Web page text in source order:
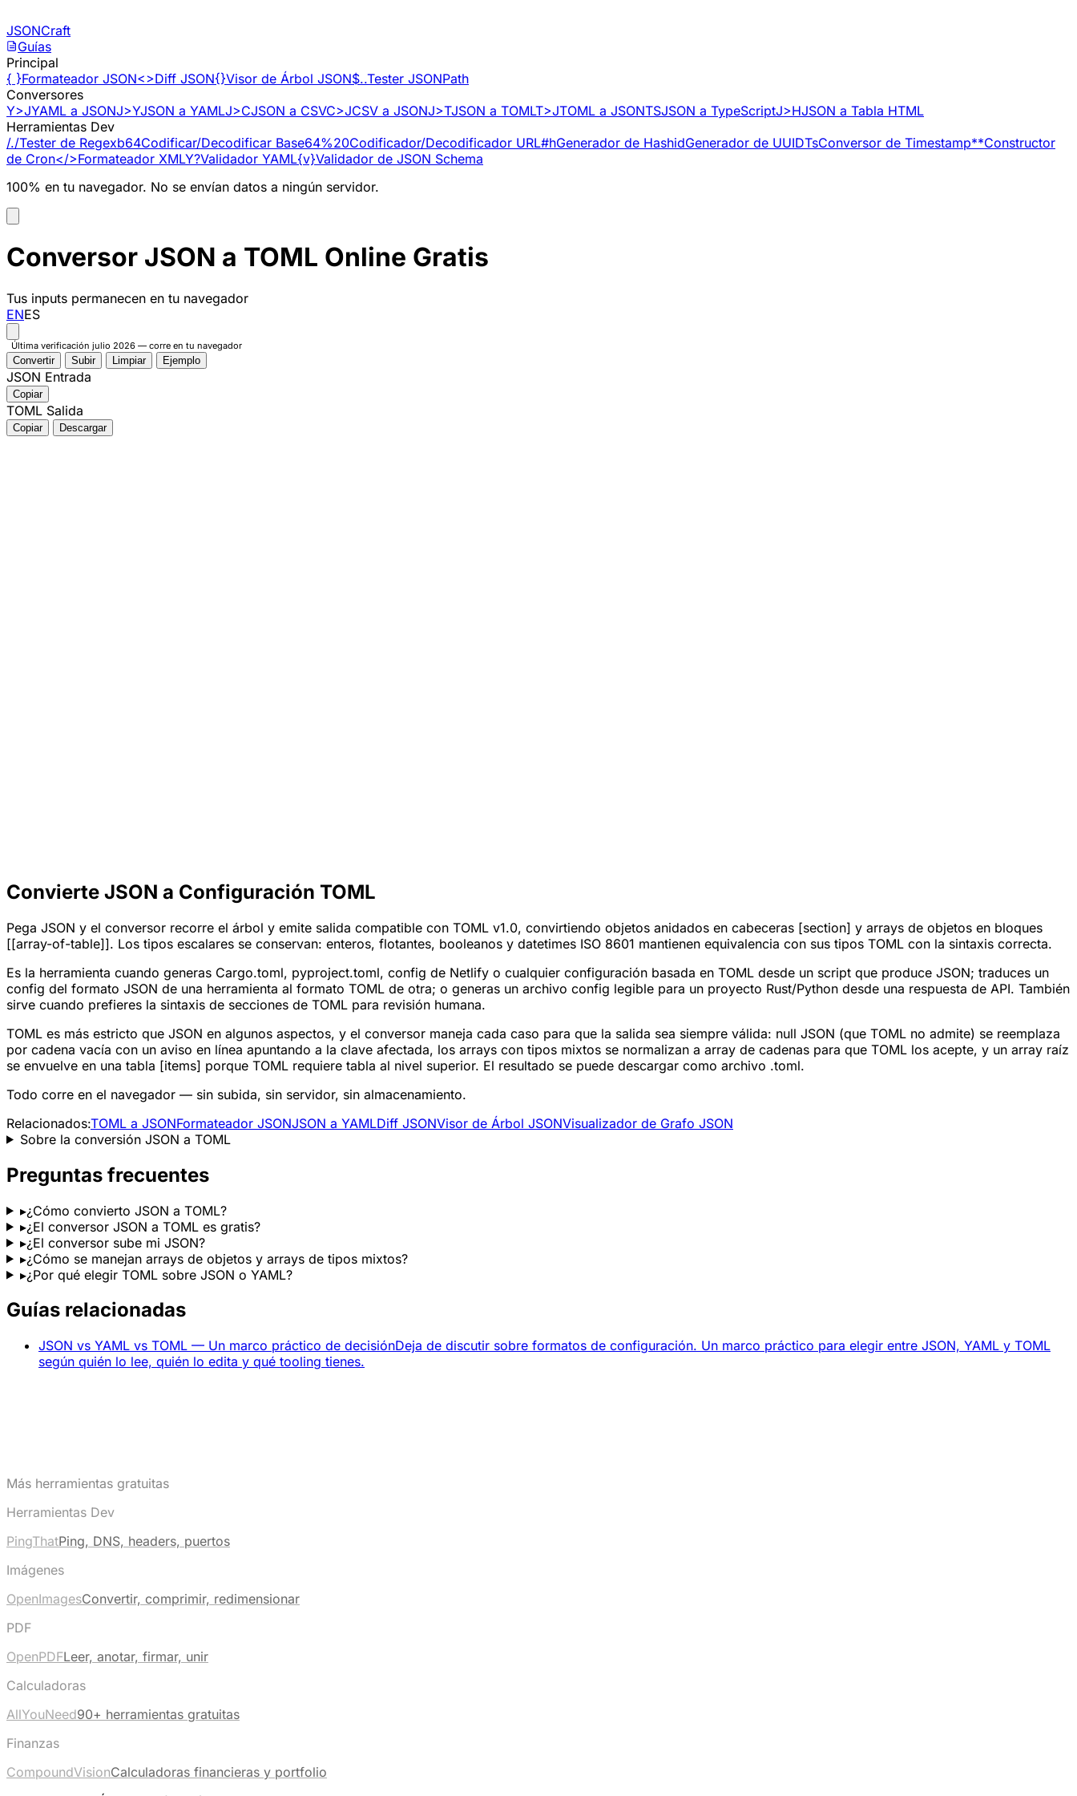
JSONCraft
Guías
Principal
{ }Formateador JSON<>Diff JSON{}Visor de Árbol JSON$..Tester JSONPath
Conversores
Y>JYAML a JSONJ>YJSON a YAMLJ>CJSON a CSVC>JCSV a JSONJ>TJSON a TOMLT>JTOML a JSONTSJSON a TypeScriptJ>HJSON a Tabla HTML
Herramientas Dev
/./Tester de Regexb64Codificar/Decodificar Base64%20Codificador/Decodificador URL#hGenerador de HashidGenerador de UUIDTsConversor de Timestamp**Constructor
de Cron</>Formateador XMLY?Validador YAML{v}Validador de JSON Schema
100% en tu navegador. No se envían datos a ningún servidor.
Conversor JSON a TOML Online Gratis
Tus inputs permanecen en tu navegador
ENES
Última verificación julio 2026 — corre en tu navegador
Convertir Subir Limpiar Ejemplo
JSON Entrada
Copiar
TOML Salida
Copiar Descargar
Convierte JSON a Configuración TOML
Pega JSON y el conversor recorre el árbol y emite salida compatible con TOML v1.0, convirtiendo objetos anidados en cabeceras [section] y arrays de objetos en bloques
[[array-of-table]]. Los tipos escalares se conservan: enteros, flotantes, booleanos y datetimes ISO 8601 mantienen equivalencia con sus tipos TOML con la sintaxis correcta.
Es la herramienta cuando generas Cargo.toml, pyproject.toml, config de Netlify o cualquier configuración basada en TOML desde un script que produce JSON; traduces un
config del formato JSON de una herramienta al formato TOML de otra; o generas un archivo config legible para un proyecto Rust/Python desde una respuesta de API. También
sirve cuando prefieres la sintaxis de secciones de TOML para revisión humana.
TOML es más estricto que JSON en algunos aspectos, y el conversor maneja cada caso para que la salida sea siempre válida: null JSON (que TOML no admite) se reemplaza
por cadena vacía con un aviso en línea apuntando a la clave afectada, los arrays con tipos mixtos se normalizan a array de cadenas para que TOML los acepte, y un array raíz
se envuelve en una tabla [items] porque TOML requiere tabla al nivel superior. El resultado se puede descargar como archivo .toml.
Todo corre en el navegador — sin subida, sin servidor, sin almacenamiento.
Relacionados:TOML a JSONFormateador JSONJSON a YAMLDiff JSONVisor de Árbol JSONVisualizador de Grafo JSON
Sobre la conversión JSON a TOML
Preguntas frecuentes
▸¿Cómo convierto JSON a TOML?
▸¿El conversor JSON a TOML es gratis?
▸¿El conversor sube mi JSON?
▸¿Cómo se manejan arrays de objetos y arrays de tipos mixtos?
▸¿Por qué elegir TOML sobre JSON o YAML?
Guías relacionadas
JSON vs YAML vs TOML — Un marco práctico de decisiónDeja de discutir sobre formatos de configuración. Un marco práctico para elegir entre JSON, YAML y TOML
según quién lo lee, quién lo edita y qué tooling tienes.
Más herramientas gratuitas
Herramientas Dev
PingThatPing, DNS, headers, puertos
Imágenes
OpenImagesConvertir, comprimir, redimensionar
PDF
OpenPDFLeer, anotar, firmar, unir
Calculadoras
AllYouNeed90+ herramientas gratuitas
Finanzas
CompoundVisionCalculadoras financieras y portfolio